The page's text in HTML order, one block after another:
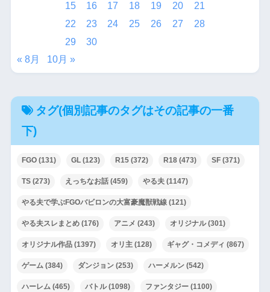
15
16 17 18 19 20
21
22
23 24 25 26 27
28
29
30
« 8月
10月 »
タグ(個別記事のタグはその記事の一番
下)
FGO(131) GL(123) R15(372) R18(473) SF(371)
TS(273) えっちなお話(459) やる夫(1147)
やる夫で学ぶFGOバビロンの大富豪魔獣戦線(121)
やる夫スレまとめ(176) アニメ (243) オリジナル(301)
オリジナル作品(1397) オリ主(128) ギャグ・コメディ (867)
ゲーム(384) ダンジョン(253) ハーメルン(542)
ハーレム(465) バトル(1098) ファンタジー(1100)